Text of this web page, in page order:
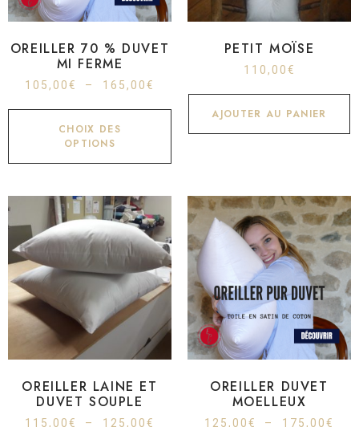
OREILLER 70 % DUVET
MI FERME
105,00€ – 165,00€
CHOIX DES
OPTIONS
PETIT MOÏSE
110,00€
AJOUTER AU PANIER
OREILLER LAINE ET
DUVET SOUPLE
OREILLER DUVET
MOELLEUX